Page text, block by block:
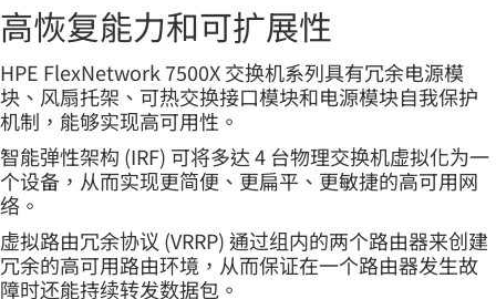
高恢复能力和可扩展性
HPE FlexNetwork 7500X 交换机系列具有冗余电源模
块、风扇托架、可热交换接口模块和电源模块自我保护
机制，能够实现高可用性。
智能弹性架构 (IRF) 可将多达 4 台物理交换机虚拟化为一
个设备，从而实现更简便、更扁平、更敏捷的高可用网
络。
虚拟路由冗余协议 (VRRP) 通过组内的两个路由器来创建
冗余的高可用路由环境，从而保证在一个路由器发生故
障时还能持续转发数据包。